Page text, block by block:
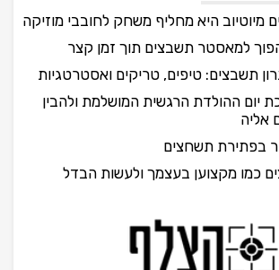
מיוטיוב היא מחליף משחק לחובבי מוזיקה
למאסטר תשבצים תוך זמן קצר
תשבצים: טיפים, טריקים ואסטרטגיות
יום ההולדת הרגשית המושלמת ולהבין
אליה
בפתירת תשחצים
כמו מקצוען בעצמך ולעשות הבדל